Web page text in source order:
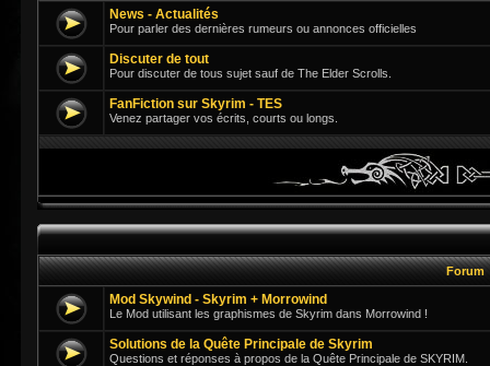
News - Actualités
Pour parler des dernières rumeurs ou annonces officielles
Discuter de tout
Pour discuter de tous sujet sauf de The Elder Scrolls.
FanFiction sur Skyrim - TES
Venez partager vos écrits, courts ou longs.
Forum
Mod Skywind - Skyrim + Morrowind
Le Mod utilisant les graphismes de Skyrim dans Morrowind !
Solutions de la Quête Principale de Skyrim
Questions et réponses à propos de la Quête Principale de SKYRIM.